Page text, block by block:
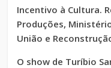
Incentivo à Cultura.
Produções,
União e
O show de Turíbio